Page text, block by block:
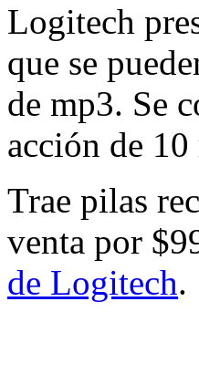
Logitech
que se
de mp3. Se
acción de
Trae pilas
venta por
de Logitech.